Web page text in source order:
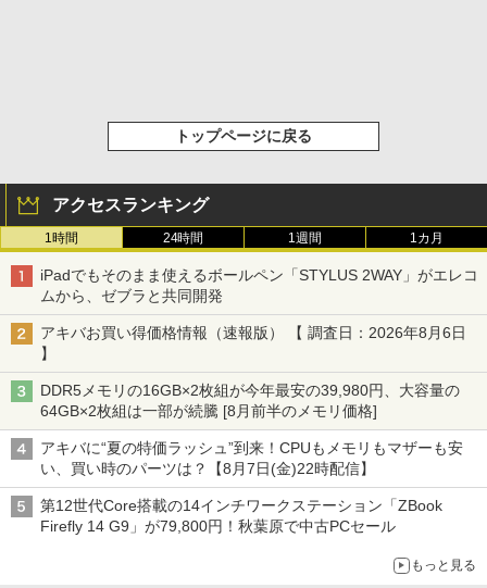
トップページに戻る
アクセスランキング
1時間 24時間 1週間 1カ月
iPadでもそのまま使えるボールペン「STYLUS 2WAY」がエレコ
ムから、ゼブラと共同開発
アキバお買い得価格情報（速報版） 【 調査日：2026年8月6日
】
DDR5メモリの16GB×2枚組が今年最安の39,980円、大容量の
64GB×2枚組は一部が続騰 [8月前半のメモリ価格]
アキバに“夏の特価ラッシュ”到来！CPUもメモリもマザーも安
い、買い時のパーツは？【8月7日(金)22時配信】
第12世代Core搭載の14インチワークステーション「ZBook
Firefly 14 G9」が79,800円！秋葉原で中古PCセール
もっと見る